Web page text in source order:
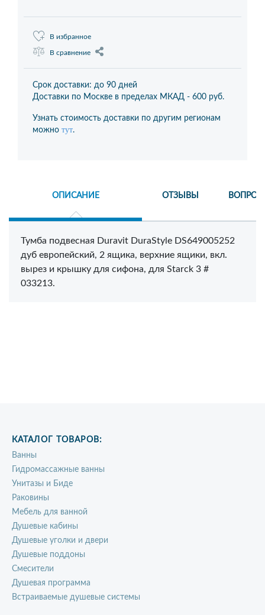
В избранное
В сравнение
Срок доставки: до 90 дней
Доставки по Москве в пределах МКАД - 600 руб.
Узнать стоимость доставки по другим регионам
можно тут.
ОПИСАНИЕ ОТЗЫВЫ
Тумба подвесная Duravit DuraStyle DS649005252
дуб европейский, 2 ящика, верхние ящики, вкл.
вырез и крышку для сифона, для Starck 3 #
033213.
КАТАЛОГ ТОВАРОВ:
Ванны
Гидромассажные ванны
Унитазы и Биде
Раковины
Мебель для ванной
Душевые кабины
Душевые уголки и двери
Душевые поддоны
Смесители
Душевая программа
Встраиваемые душевые системы